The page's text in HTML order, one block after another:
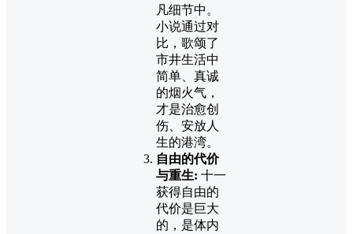
凡细节中。
小说通过对
比，歌颂了
市井生活中
简单、真诚
的烟火气，
才是治愈创
伤、安放人
生的港湾。
自由的代价
与重生: 十一
获得自由的
代价是巨大
的，是体内